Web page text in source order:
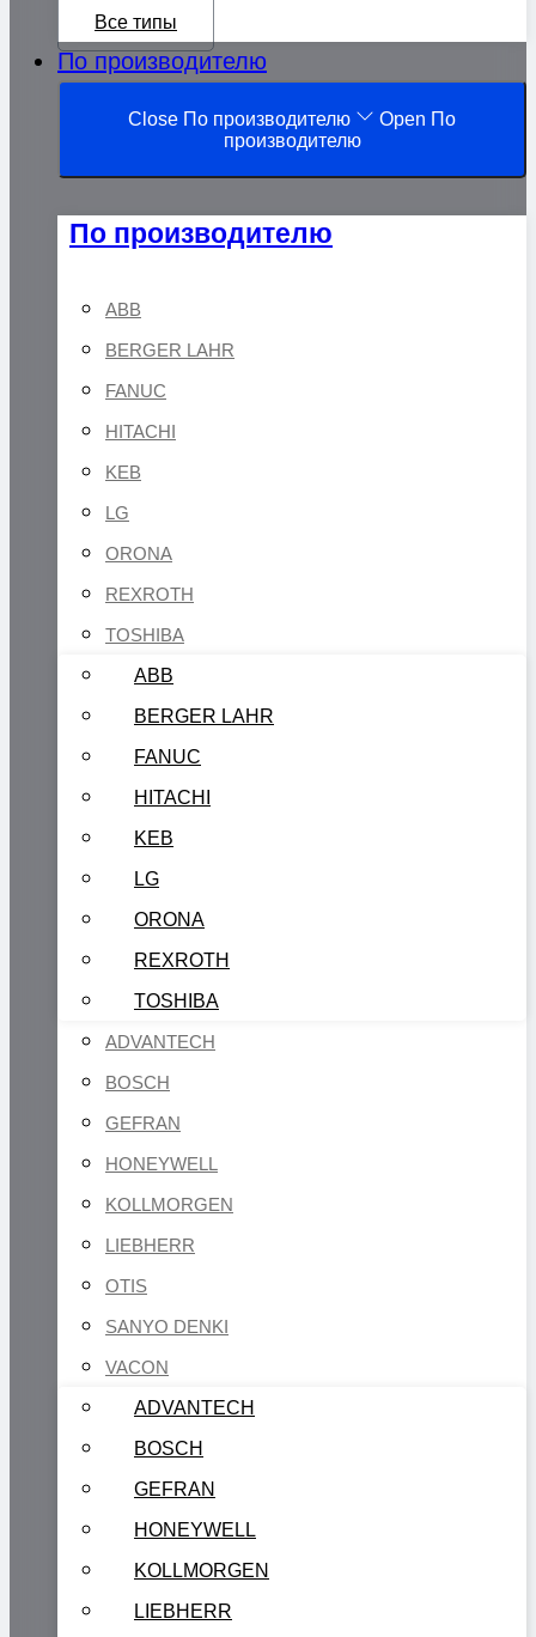
Все типы
По производителю
Close По производителю
Open По
производителю
По производителю
ABB
BERGER LAHR
FANUC
HITACHI
KEB
LG
ORONA
REXROTH
TOSHIBA
ABB
BERGER LAHR
FANUC
HITACHI
KEB
LG
ORONA
REXROTH
TOSHIBA
ADVANTECH
BOSCH
GEFRAN
HONEYWELL
KOLLMORGEN
LIEBHERR
OTIS
SANYO DENKI
VACON
ADVANTECH
BOSCH
GEFRAN
HONEYWELL
KOLLMORGEN
LIEBHERR